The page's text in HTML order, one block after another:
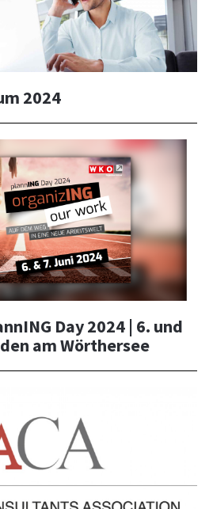
2024
Day 2024 | 6. und
am Wörthersee